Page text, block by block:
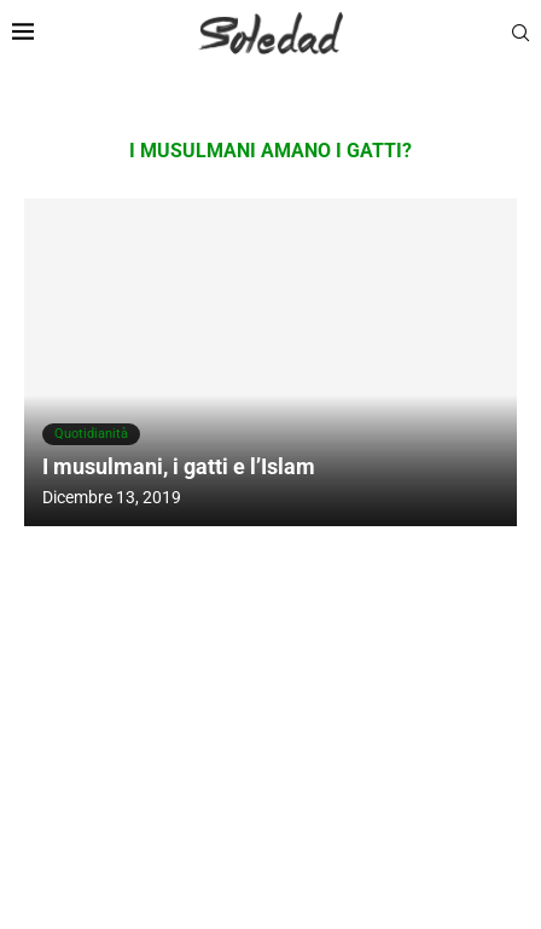
I MUSULMANI AMANO I GATTI?
Quotidianità
I musulmani, i gatti e l’Islam
Dicembre 13, 2019